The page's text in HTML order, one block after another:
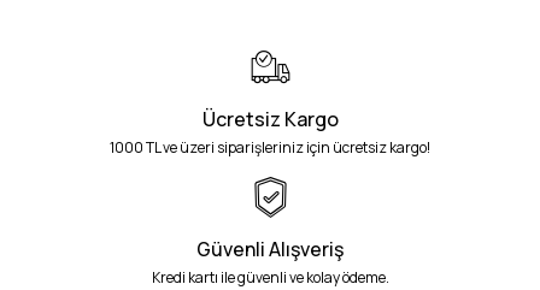
Ücretsiz Kargo
1000 TL ve üzeri siparişleriniz için ücretsiz kargo!
Güvenli Alışveriş
Kredi kartı ile güvenli ve kolay ödeme.